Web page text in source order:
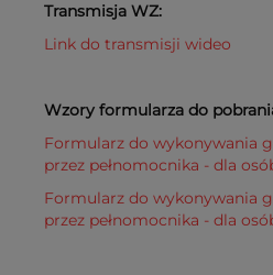
Transmisja WZ:
Link do transmisji wideo
Wzory formularza do
Formularz do wykonywania
przez pełnomocnika - dla
Formularz do wykonywania
przez pełnomocnika - dla